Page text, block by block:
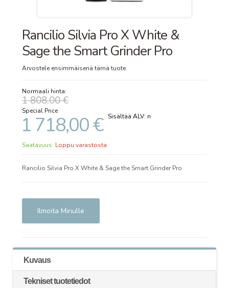
Rancilio Silvia Pro X White &
Sage the Smart Grinder Pro
Arvostele ensimmäisenä tämä tuote
Normaali hinta:
1 808,00 €
Special Price
1 718,00 €
Saatavuus: Loppu varastosta
Rancilio Silvia Pro X White & Sage the Smart Grinder Pro
Ilmoita Minulle
Kuvaus
Tekniset tuotetiedot